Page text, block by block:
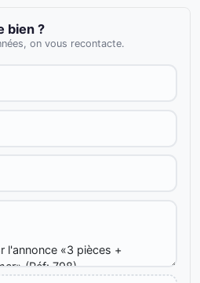
bien ?
on vous recontacte.